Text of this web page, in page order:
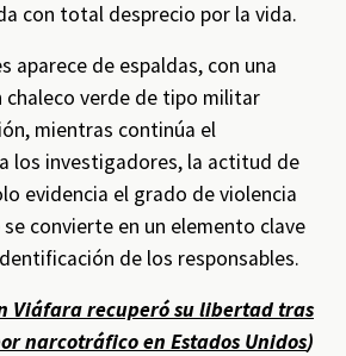
con total desprecio por la vida.
aparece de espaldas, con una
chaleco verde de tipo militar
mientras continúa el
los investigadores, la actitud de
evidencia el grado de violencia
convierte en un elemento clave
de los responsables.
Viáfara recuperó su libertad tras
narcotráfico en Estados Unidos)